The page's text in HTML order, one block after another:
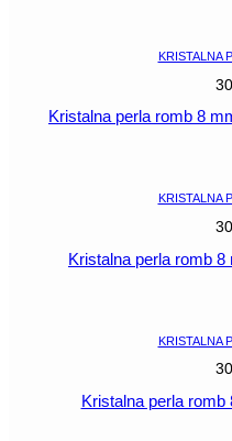
KRISTALNA
Kristalna perla romb 8
KRISTALNA
Kristalna perla romb
KRISTALNA
Kristalna perla